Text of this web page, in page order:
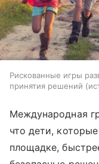
Рискованные игры
принятия решений
Международная
что дети,
площадке,